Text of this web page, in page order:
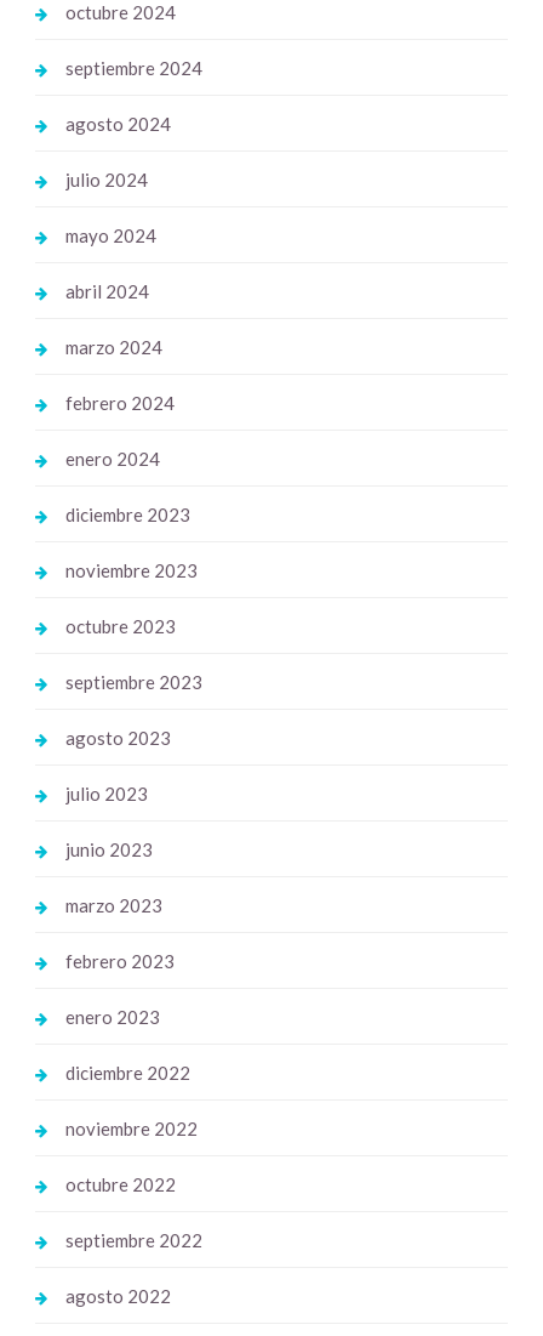
octubre 2024
septiembre 2024
agosto 2024
julio 2024
mayo 2024
abril 2024
marzo 2024
febrero 2024
enero 2024
diciembre 2023
noviembre 2023
octubre 2023
septiembre 2023
agosto 2023
julio 2023
junio 2023
marzo 2023
febrero 2023
enero 2023
diciembre 2022
noviembre 2022
octubre 2022
septiembre 2022
agosto 2022